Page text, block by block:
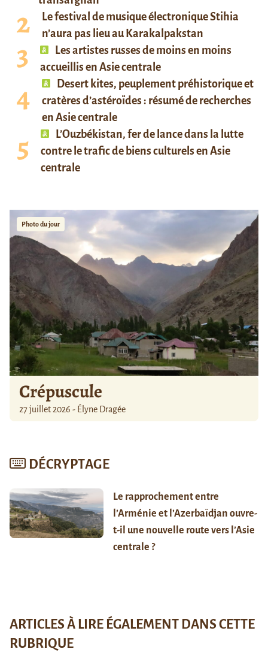
Le festival de musique électronique Stihia
n’aura pas lieu au Karakalpakstan
Les artistes russes de moins en moins
accueillis en Asie centrale
Desert kites, peuplement préhistorique et
cratères d’astéroïdes : résumé de recherches
en Asie centrale
L’Ouzbékistan, fer de lance dans la lutte
contre le trafic de biens culturels en Asie
centrale
Photo du jour
Crépuscule
27 juillet 2026 - Élyne Dragée
DÉCRYPTAGE
Le rapprochement entre
l’Arménie et l’Azerbaïdjan ouvre-
t-il une nouvelle route vers l’Asie
centrale ?
ARTICLES À LIRE ÉGALEMENT DANS CETTE
RUBRIQUE